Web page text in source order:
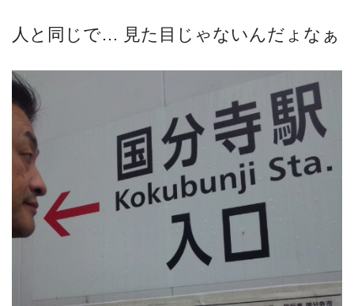
人と同じで… 見た目じゃないんだょなぁ